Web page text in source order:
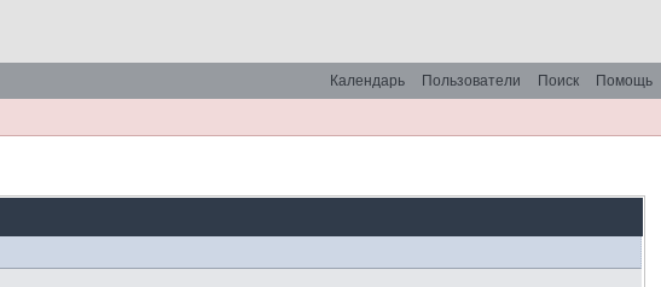
Помощь
Поиск
Пользователи
Календарь